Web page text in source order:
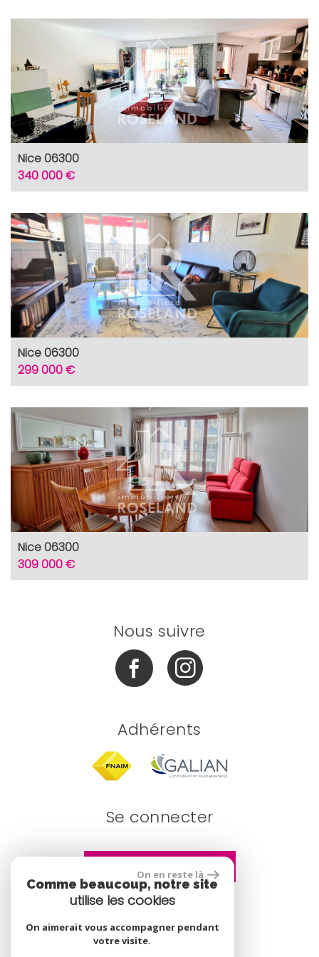
Nice 06300
340 000 €
Nice 06300
299 000 €
Nice 06300
309 000 €
Nous suivre
Adhérents
Se connecter
site réalisé par
On en reste là
Comme beaucoup, notre site
utilise les cookies
On aimerait vous accompagner pendant
votre visite.